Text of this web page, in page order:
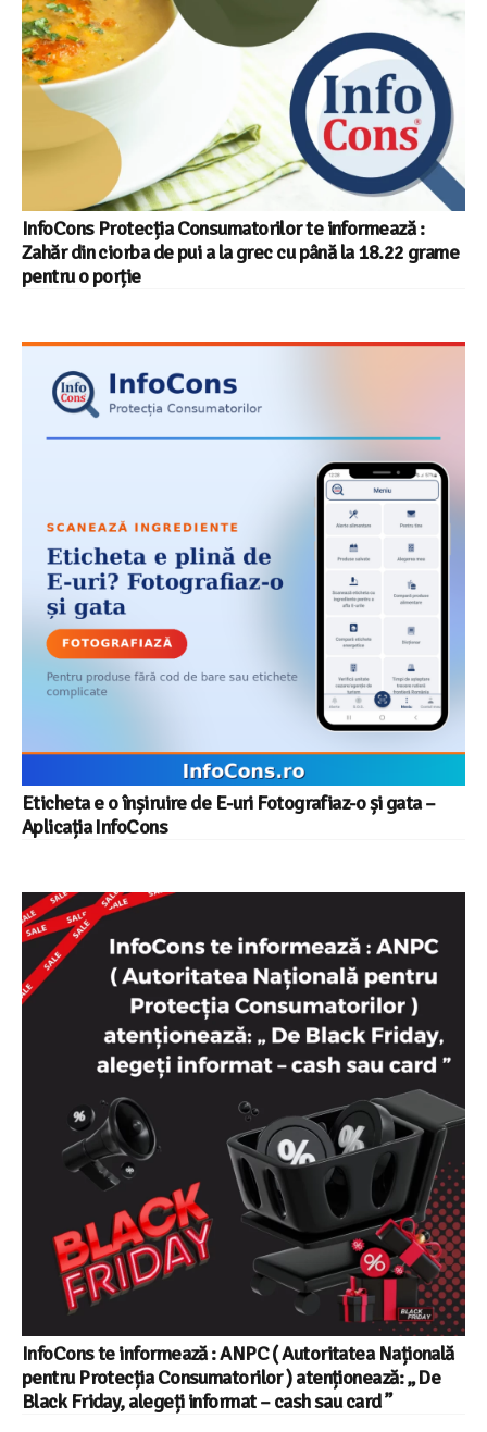
InfoCons Protecția Consumatorilor te informează :
Zahăr din ciorba de pui a la grec cu până la 18.22 grame
pentru o porție
Eticheta e o înșiruire de E-uri Fotografiaz-o și gata –
Aplicația InfoCons
InfoCons te informează : ANPC ( Autoritatea Națională
pentru Protecția Consumatorilor ) atenționează: „ De
Black Friday, alegeți informat – cash sau card ”